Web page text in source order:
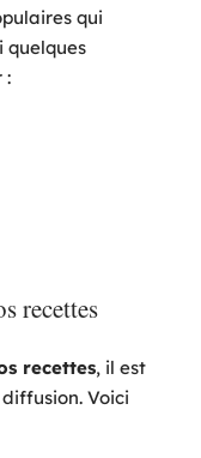
qui
quelques
:
recettes
recettes, il est
Voici